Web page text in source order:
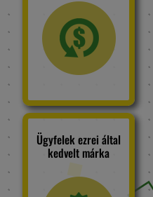
Ügyfelek ezrei által
kedvelt márka